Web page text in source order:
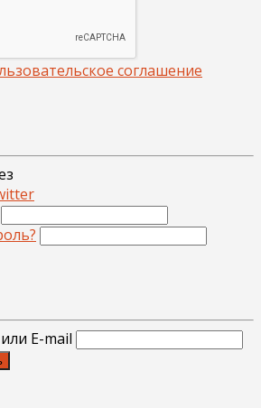
соглашение
E-mail